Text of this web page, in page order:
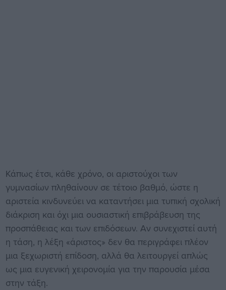
Κάπως έτσι, κάθε χρόνο, οι αριστούχοι των
γυμνασίων πληθαίνουν σε τέτοιο βαθμό, ώστε η
αριστεία κινδυνεύει να καταντήσει μια τυπική σχολική
διάκριση και όχι μια ουσιαστική επιβράβευση της
προσπάθειας και των επιδόσεων. Αν συνεχιστεί αυτή
η τάση, η λέξη «άριστος» δεν θα περιγράφει πλέον
μια ξεχωριστή επίδοση, αλλά θα λειτουργεί απλώς
ως μια ευγενική χειρονομία για την παρουσία μέσα
στην τάξη.